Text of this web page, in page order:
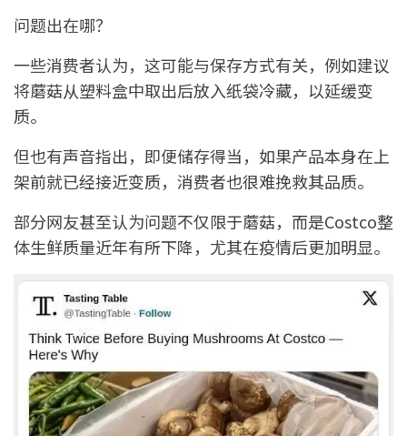
问题出在哪？
一些消费者认为，这可能与保存方式有关，例如建议
将蘑菇从塑料盒中取出后放入纸袋冷藏，以延缓变
质。
但也有声音指出，即便储存得当，如果产品本身在上
架前就已经接近变质，消费者也很难挽救其品质。
部分网友甚至认为问题不仅限于蘑菇，而是Costco整
体生鲜质量近年有所下降，尤其在疫情后更加明显。